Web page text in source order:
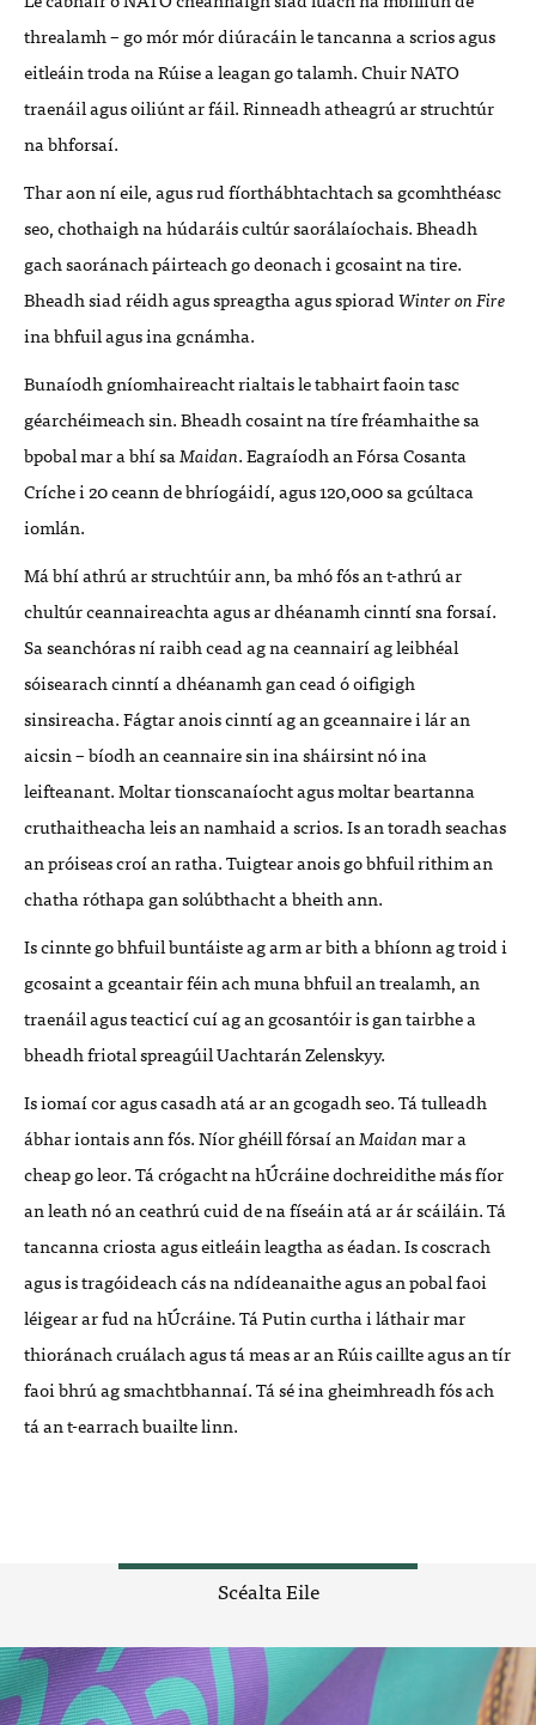
threalamh – go mór mór diúracáin le tancanna a scrios agus
eitleáin troda na Rúise a leagan go talamh. Chuir NATO
traenáil agus oiliúnt ar fáil. Rinneadh atheagrú ar struchtúr
na bhforsaí.
Thar aon ní eile, agus rud fíorthábhtachtach sa gcomhthéasc
seo, chothaigh na húdaráis cultúr saorálaíochais. Bheadh
gach saoránach páirteach go deonach i gcosaint na tire.
Bheadh siad réidh agus spreagtha agus spioradWinter on Fire
ina bhfuil agus ina gcnámha.
Bunaíodh gníomhaireacht rialtais le tabhairt faoin tasc
géarchéimeach sin. Bheadh cosaint na tíre fréamhaithe sa
bpobal mar a bhí saMaidan. Eagraíodh an Fórsa Cosanta
Críche i 20 ceann de bhríogáidí, agus 120,000 sa gcúltaca
iomlán.
Má bhí athrú ar struchtúir ann, ba mhó fós an t-athrú ar
chultúr ceannaireachta agus ar dhéanamh cinntí sna forsaí.
Sa seanchóras ní raibh cead ag na ceannairí ag leibhéal
sóisearach cinntí a dhéanamh gan cead ó oifigigh
sinsireacha. Fágtar anois cinntí ag an gceannaire i lár an
aicsin – bíodh an ceannaire sin ina sháirsint nó ina
leifteanant. Moltar tionscanaíocht agus moltar beartanna
cruthaitheacha leis an namhaid a scrios. Is an toradh seachas
an próiseas croí an ratha. Tuigtear anois go bhfuil rithim an
chatha róthapa gan solúbthacht a bheith ann.
Is cinnte go bhfuil buntáiste ag arm ar bith a bhíonn ag troid i
gcosaint a gceantair féin ach muna bhfuil an trealamh, an
traenáil agus teacticí cuí ag an gcosantóir is gan tairbhe a
bheadh friotal spreagúil Uachtarán Zelenskyy.
Is iomaí cor agus casadh atá ar an gcogadh seo. Tá tulleadh
ábhar iontais ann fós. Níor ghéill fórsaí anMaidanmar a
cheap go leor. Tá crógacht na hÚcráine dochreidithe más fíor
an leath nó an ceathrú cuid de na físeáin atá ar ár scáiláin. Tá
tancanna criosta agus eitleáin leagtha as éadan. Is coscrach
agus is tragóideach cás na ndídeanaithe agus an pobal faoi
léigear ar fud na hÚcráine. Tá Putin curtha i láthair mar
thioránach cruálach agus tá meas ar an Rúis caillte agus an tír
faoi bhrú ag smachtbhannaí. Tá sé ina gheimhreadh fós ach
tá an t-earrach buailte linn.
Scéalta Eile